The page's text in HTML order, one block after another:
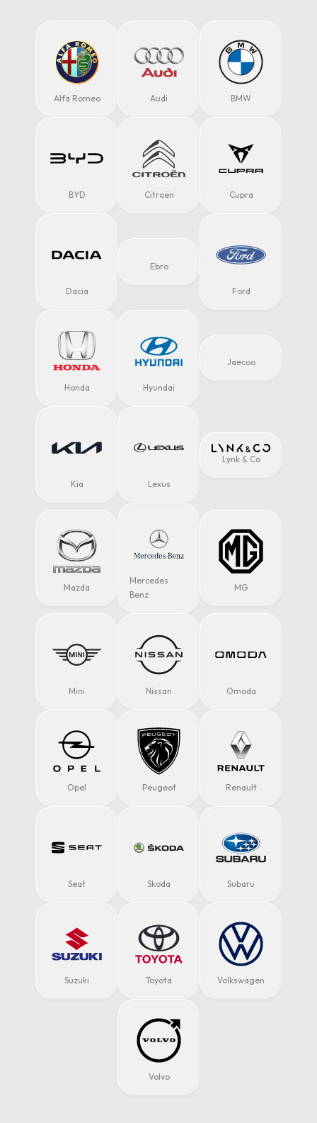
Alfa Romeo Audi BMW
BYD Citroën Cupra
Dacia
Ebro
Ford
Honda Hyundai
Jaecoo
Kia Lexus
Lynk & Co
Mazda
Mercedes
Benz
MG
Mini Nissan Omoda
Opel Peugeot Renault
Seat Skoda Subaru
Suzuki Toyota Volkswagen
Volvo